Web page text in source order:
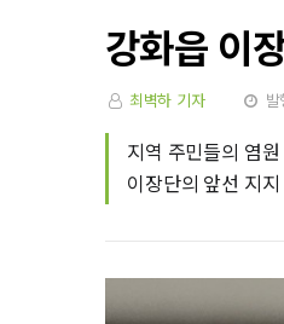
강화읍 이
최벽하 기자
지역 주민들의 염
이장단의 앞선 지